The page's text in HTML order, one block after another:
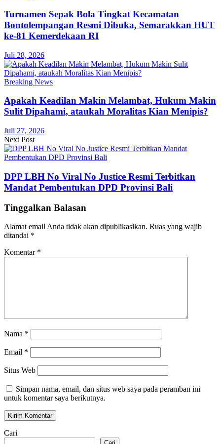
Turnamen Sepak Bola Tingkat Kecamatan
Bontolempangan Resmi Dibuka, Semarakkan HUT
ke-81 Kemerdekaan RI
Juli 28, 2026
Breaking News
Apakah Keadilan Makin Melambat, Hukum Makin
Sulit Dipahami, ataukah Moralitas Kian Menipis?
Juli 27, 2026
Next Post
DPP LBH No Viral No Justice Resmi Terbitkan
Mandat Pembentukan DPD Provinsi Bali
Tinggalkan Balasan
Alamat email Anda tidak akan dipublikasikan. Ruas yang wajib
ditandai *
Komentar *
Nama *
Email *
Situs Web
Simpan nama, email, dan situs web saya pada peramban ini
untuk komentar saya berikutnya.
Cari